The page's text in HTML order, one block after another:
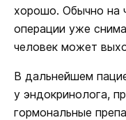
хорошо. Обычно на
операции уже
человек может
В дальнейшем
у эндокринолога,
гормональные